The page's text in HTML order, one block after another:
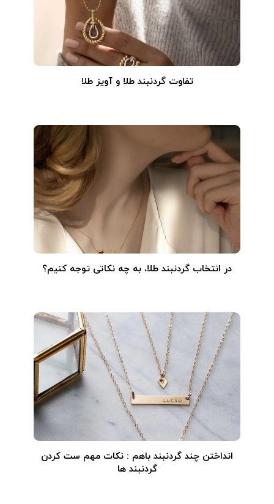
تفاوت گردنبند طلا و آویز طلا
در انتخاب گردنبند طلا‌، به چه نکاتی توجه کنیم؟
انداختن چند گردنبند باهم : نکات مهم ست کردن
گردنبند ها